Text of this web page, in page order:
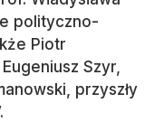
polityczno-
Piotr
Szyr,
przyszły